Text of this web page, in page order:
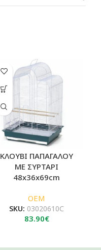
ΚΛΟΥΒΙ ΠΑΠΑΓΑΛΟΥ
ΜΕ ΣΥΡΤΑΡΙ
48x36x69cm
OEM
SKU: 03020610C
83.90€